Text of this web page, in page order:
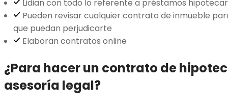
Lidian con todo lo referente a préstamos
Pueden revisar cualquier contrato de inmueble
que puedan perjudicarte
Elaboran contratos online
¿Para hacer un contrato de
asesoría legal?